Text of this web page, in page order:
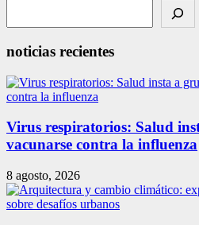
noticias recientes
Virus respiratorios: Salud
vacunarse contra la influenza
8 agosto, 2026